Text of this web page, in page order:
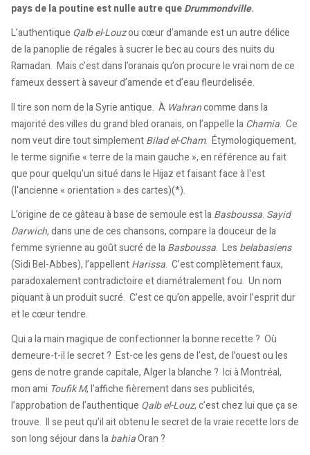
pays de la poutine est nulle autre queDrummondville.
L’authentique Qalb el-Louzou cœur d’amande est un autre délice
de la panoplie de régales à sucrer le bec au cours des nuits du
Ramadan. Mais c’est dans l’oranais qu’on procure le vrai nom de ce
fameux dessert à saveur d’amende et d’eau fleurdelisée.
Il tire son nom de la Syrie antique. À Wahrancomme dans la
majorité des villes du grand bled oranais, on l’appelle laChamia. Ce
nom veut dire tout simplementBilad el-Cham. Étymologiquement,
le terme signifie « terre de la main gauche », en référence au fait
que pour quelqu'un situé dans le Hijaz et faisant face à l'est
(l'ancienne « orientation » des cartes)(*).
L’origine de ce gâteau à base de semoule est laBasboussa. Sayid
Darwich, dans une de ces chansons, compare la douceur de la
femme syrienne au goût sucré de laBasboussa. Les belabasiens
(Sidi Bel-Abbes), l’appellentHarissa. C’est complètement faux,
paradoxalement contradictoire et diamétralement fou. Un nom
piquant à un produit sucré. C’est ce qu’on appelle, avoir l’esprit dur
et le cœur tendre.
Qui a la main magique de confectionner la bonne recette ? Où
demeure-t-il le secret ? Est-ce les gens de l’est, de l’ouest ou les
gens de notre grande capitale, Alger la blanche ? Ici à Montréal,
mon ami Toufik M, l’affiche fièrement dans ses publicités,
l’approbation de l’authentique Qalb el-Louz, c’est chez lui que ça se
trouve. Il se peut qu’il ait obtenu le secret de la vraie recette lors de
son long séjour dans labahiaOran ?